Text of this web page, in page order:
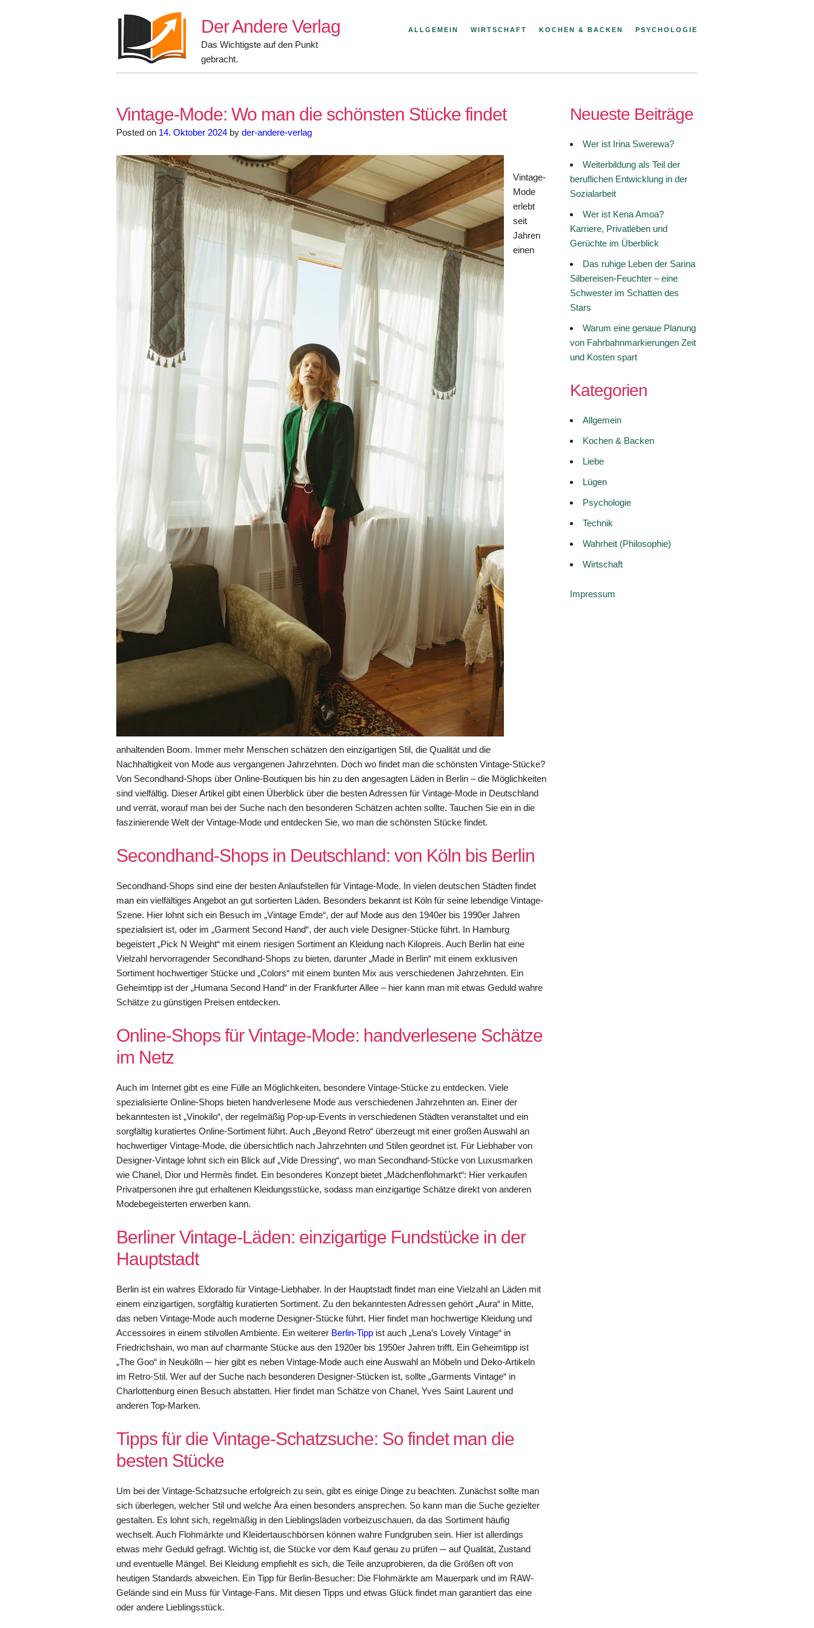
Der Andere Verlag
Das Wichtigste auf den Punkt
gebracht.
ALLGEMEIN WIRTSCHAFT KOCHEN & BACKEN PSYCHOLOGIE
Vintage-Mode: Wo man die schönsten Stücke findet
Posted on 14. Oktober 2024 by der-andere-verlag
Vintage-
Mode
erlebt
seit
Jahren
einen
anhaltenden Boom. Immer mehr Menschen schätzen den einzigartigen Stil, die Qualität und die
Nachhaltigkeit von Mode aus vergangenen Jahrzehnten. Doch wo findet man die schönsten Vintage-Stücke?
Von Secondhand-Shops über Online-Boutiquen bis hin zu den angesagten Läden in Berlin – die Möglichkeiten
sind vielfältig. Dieser Artikel gibt einen Überblick über die besten Adressen für Vintage-Mode in Deutschland
und verrät, worauf man bei der Suche nach den besonderen Schätzen achten sollte. Tauchen Sie ein in die
faszinierende Welt der Vintage-Mode und entdecken Sie, wo man die schönsten Stücke findet.
Secondhand-Shops in Deutschland: von Köln bis Berlin
Secondhand-Shops sind eine der besten Anlaufstellen für Vintage-Mode. In vielen deutschen Städten findet
man ein vielfältiges Angebot an gut sortierten Läden. Besonders bekannt ist Köln für seine lebendige Vintage-
Szene. Hier lohnt sich ein Besuch im „Vintage Emde“, der auf Mode aus den 1940er bis 1990er Jahren
spezialisiert ist, oder im „Garment Second Hand“, der auch viele Designer-Stücke führt. In Hamburg
begeistert „Pick N Weight“ mit einem riesigen Sortiment an Kleidung nach Kilopreis. Auch Berlin hat eine
Vielzahl hervorragender Secondhand-Shops zu bieten, darunter „Made in Berlin“ mit einem exklusiven
Sortiment hochwertiger Stücke und „Colors“ mit einem bunten Mix aus verschiedenen Jahrzehnten. Ein
Geheimtipp ist der „Humana Second Hand“ in der Frankfurter Allee – hier kann man mit etwas Geduld wahre
Schätze zu günstigen Preisen entdecken.
Online-Shops für Vintage-Mode: handverlesene Schätze
im Netz
Auch im Internet gibt es eine Fülle an Möglichkeiten, besondere Vintage-Stücke zu entdecken. Viele
spezialisierte Online-Shops bieten handverlesene Mode aus verschiedenen Jahrzehnten an. Einer der
bekanntesten ist „Vinokilo“, der regelmäßig Pop-up-Events in verschiedenen Städten veranstaltet und ein
sorgfältig kuratiertes Online-Sortiment führt. Auch „Beyond Retro“ überzeugt mit einer großen Auswahl an
hochwertiger Vintage-Mode, die übersichtlich nach Jahrzehnten und Stilen geordnet ist. Für Liebhaber von
Designer-Vintage lohnt sich ein Blick auf „Vide Dressing“, wo man Secondhand-Stücke von Luxusmarken
wie Chanel, Dior und Hermès findet. Ein besonderes Konzept bietet „Mädchenflohmarkt“: Hier verkaufen
Privatpersonen ihre gut erhaltenen Kleidungsstücke, sodass man einzigartige Schätze direkt von anderen
Modebegeisterten erwerben kann.
Berliner Vintage-Läden: einzigartige Fundstücke in der
Hauptstadt
Berlin ist ein wahres Eldorado für Vintage-Liebhaber. In der Hauptstadt findet man eine Vielzahl an Läden mit
einem einzigartigen, sorgfältig kuratierten Sortiment. Zu den bekanntesten Adressen gehört „Aura“ in Mitte,
das neben Vintage-Mode auch moderne Designer-Stücke führt. Hier findet man hochwertige Kleidung und
Accessoires in einem stilvollen Ambiente. Ein weiterer Berlin-Tipp ist auch „Lena’s Lovely Vintage“ in
Friedrichshain, wo man auf charmante Stücke aus den 1920er bis 1950er Jahren trifft. Ein Geheimtipp ist
„The Goo“ in Neukölln ─ hier gibt es neben Vintage-Mode auch eine Auswahl an Möbeln und Deko-Artikeln
im Retro-Stil. Wer auf der Suche nach besonderen Designer-Stücken ist, sollte „Garments Vintage“ in
Charlottenburg einen Besuch abstatten. Hier findet man Schätze von Chanel, Yves Saint Laurent und
anderen Top-Marken.
Tipps für die Vintage-Schatzsuche: So findet man die
besten Stücke
Um bei der Vintage-Schatzsuche erfolgreich zu sein, gibt es einige Dinge zu beachten. Zunächst sollte man
sich überlegen, welcher Stil und welche Ära einen besonders ansprechen. So kann man die Suche gezielter
gestalten. Es lohnt sich, regelmäßig in den Lieblingsläden vorbeizuschauen, da das Sortiment häufig
wechselt. Auch Flohmärkte und Kleidertauschbörsen können wahre Fundgruben sein. Hier ist allerdings
etwas mehr Geduld gefragt. Wichtig ist, die Stücke vor dem Kauf genau zu prüfen ─ auf Qualität, Zustand
und eventuelle Mängel. Bei Kleidung empfiehlt es sich, die Teile anzuprobieren, da die Größen oft von
heutigen Standards abweichen. Ein Tipp für Berlin-Besucher: Die Flohmärkte am Mauerpark und im RAW-
Gelände sind ein Muss für Vintage-Fans. Mit diesen Tipps und etwas Glück findet man garantiert das eine
oder andere Lieblingsstück.
Neueste Beiträge
Wer ist Irina Swerewa?
Weiterbildung als Teil der
beruflichen Entwicklung in der
Sozialarbeit
Wer ist Kena Amoa?
Karriere, Privatleben und
Gerüchte im Überblick
Das ruhige Leben der Sarina
Silbereisen-Feuchter – eine
Schwester im Schatten des
Stars
Warum eine genaue Planung
von Fahrbahnmarkierungen Zeit
und Kosten spart
Kategorien
Allgemein
Kochen & Backen
Liebe
Lügen
Psychologie
Technik
Wahrheit (Philosophie)
Wirtschaft
Impressum